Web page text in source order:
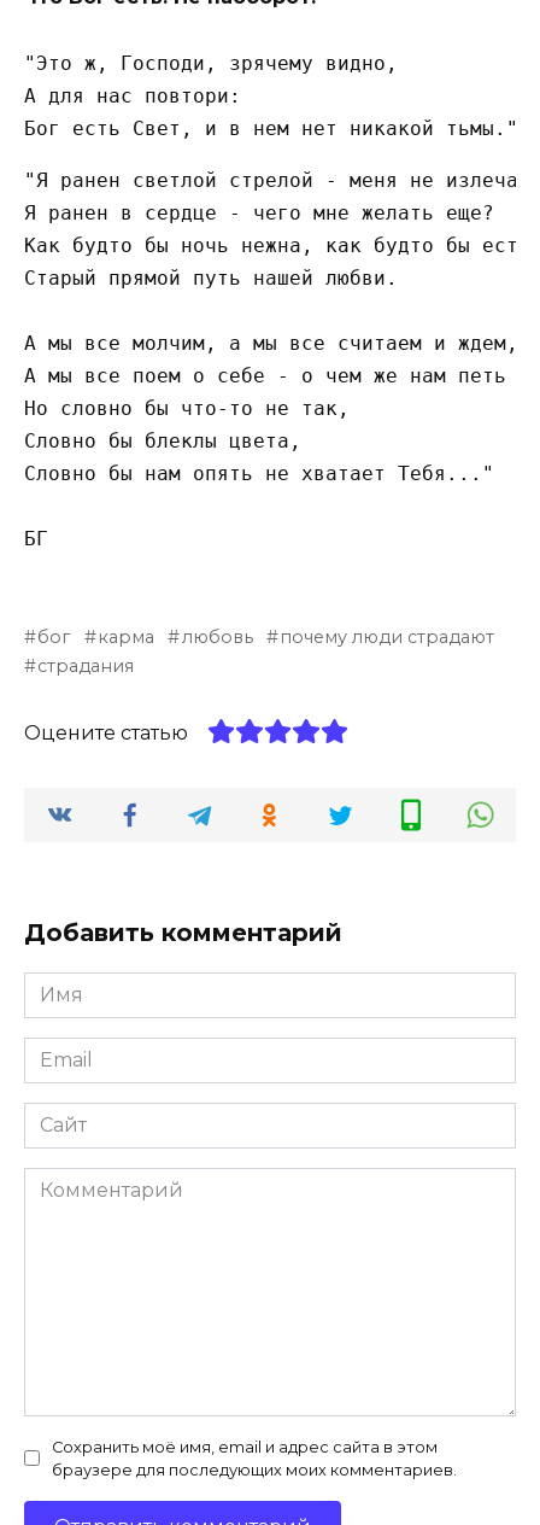
"Это ж, Господи, зрячему видно,
А для нас повтори:
Бог есть Свет, и в нем нет никакой тьмы."
"Я ранен светлой стрелой - меня не излечат
Я ранен в сердце - чего мне желать еще?
Как будто бы ночь нежна, как будто бы есть
Старый прямой путь нашей любви.
А мы все молчим, а мы все считаем и ждем,
А мы все поем о себе - о чем же нам петь
Но словно бы что-то не так,
Словно бы блеклы цвета,
Словно бы нам опять не хватает Тебя..."
БГ
бог карма любовь
почему люди страдают
страдания
Оцените статью
Добавить комментарий
Имя
*
Email
*
Сайт
Комментарий
Сохранить моё имя, email и адрес сайта в этом
браузере для последующих моих комментариев.